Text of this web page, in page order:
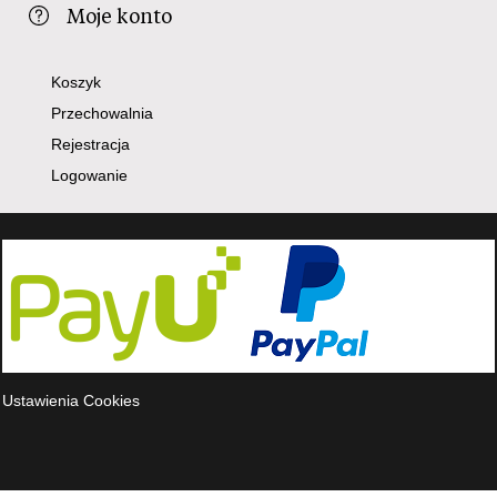
Moje konto
Koszyk
Przechowalnia
Rejestracja
Logowanie
Ustawienia Cookies